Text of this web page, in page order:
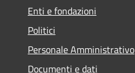
Enti e fondazioni
Politici
Personale Amministrativo
Documenti e dati